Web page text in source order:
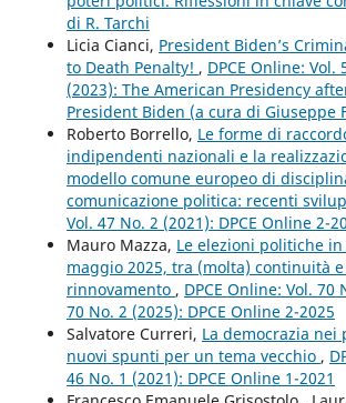
di R. Tarchi
Licia Cianci, President Biden’s
to Death Penalty! , DPCE Online: Vol.
(2023): The American Presidency
President Biden (a cura di Giuseppe
Roberto Borrello, Le forme di
indipendenti nazionali e la
modello comune europeo di
comunicazione politica: recenti
Vol. 47 No. 2 (2021): DPCE Online 2-
Mauro Mazza, Le elezioni politiche
maggio 2025, tra (molta) continuità e
rinnovamento , DPCE Online: Vol. 70
70 No. 2 (2025): DPCE Online 2-2025
Salvatore Curreri, La democrazia
nuovi spunti per un tema vecchio ,
46 No. 1 (2021): DPCE Online 1-2021